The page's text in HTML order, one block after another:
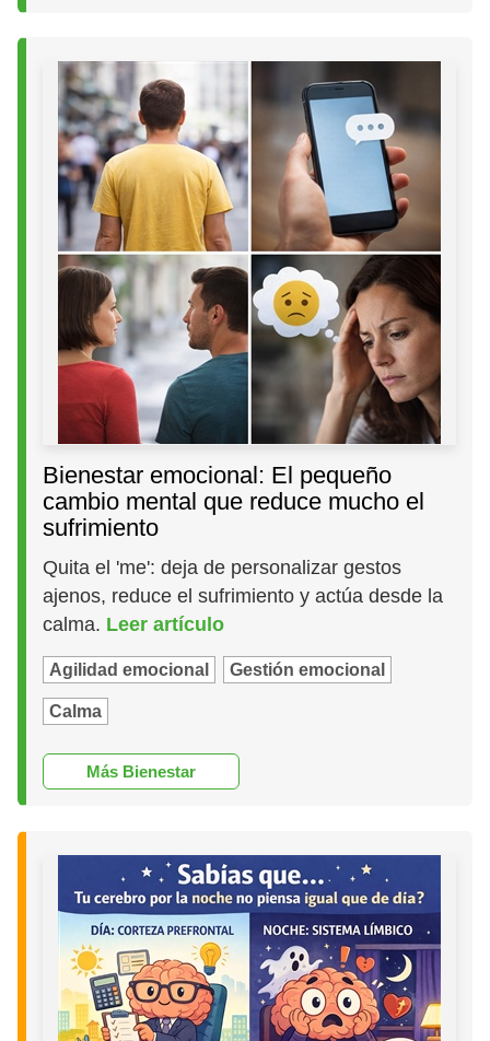
Bienestar emocional: El pequeño
cambio mental que reduce mucho el
sufrimiento
Quita el 'me': deja de personalizar gestos
ajenos, reduce el sufrimiento y actúa desde la
calma. Leer artículo
Agilidad emocional Gestión emocional
Calma
Más Bienestar